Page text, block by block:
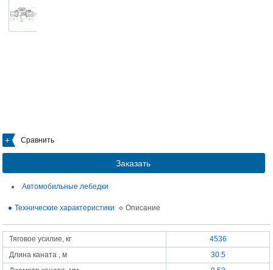
Сравнить
Заказать
Автомобильные лебедки
Технические характеристики Описание
Тяговое усилие, кг
4536
Длина каната , м
30.5